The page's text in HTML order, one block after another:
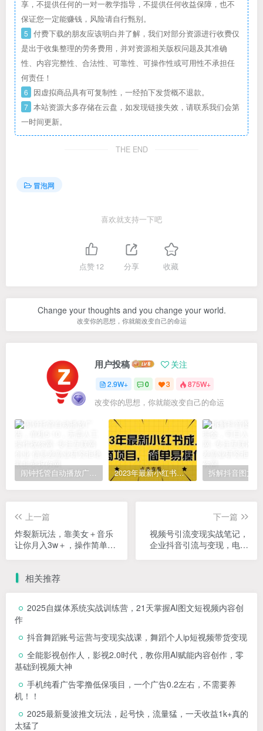
享，不提供任何的一对一教学指导，不提供任何收益保障，也不
保证您一定能赚钱，风险请自行甄别。
5 付费下载的朋友应该明白并了解，我们对部分资源进行收费仅
是出于收集整理的劳务费用，并对资源相关版权问题及其准确
性、内容完整性、合法性、可靠性、可操作性或可用性不承担任
何责任！
6 因虚拟商品具有可复制性，一经拍下发货概不退款。
7 本站资源大多存储在云盘，如发现链接失效，请联系我们会第
一时间更新。
THE END
冒泡网
喜欢就支持一下吧
点赞12 分享 收藏
Change your thoughts and you change your world.
改变你的思想，你就能改变自己的命运
用户投稿 关注
2.9W+ 0 3 875W+
改变你的思想，你就能改变自己的命运
闹钟托管自动播放广告，单机5-10，无需人工操作 2023年最新小红书成人电商项目，简单易操作【详细教程】
上一篇
炸裂新玩法，靠美女＋音乐
让你月入3w＋，操作简单新
下一篇
视频号引流变现实战笔记，
企业抖音引流与变现，电子
相关推荐
2025自媒体系统实战训练营，21天掌握AI图文短视频内容创
作
抖音舞蹈账号运营与变现实战课，舞蹈个人ip短视频带货变现
全能影视创作人，影视2.0时代，教你用AI赋能内容创作，​零
基础到视频大神
手机纯看广告零撸低保项目，一个广告0.2左右，不需要养
机！！
2025最新曼波推文玩法，起号快，流量猛，一天收益1k+真的
太猛了